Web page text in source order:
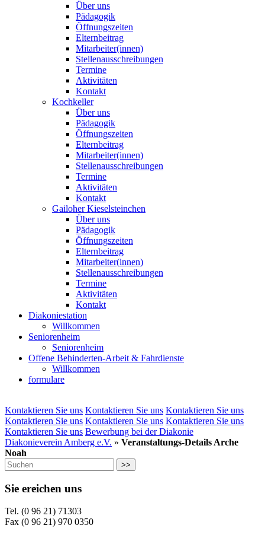
Über uns
Pädagogik
Öffnungszeiten
Elternbeitrag
Mitarbeiter(innen)
Stellenausschreibungen
Termine
Aktivitäten
Kontakt
Kochkeller
Über uns
Pädagogik
Öffnungszeiten
Elternbeitrag
Mitarbeiter(innen)
Stellenausschreibungen
Termine
Aktivitäten
Kontakt
Gailoher Kieselsteinchen
Über uns
Pädagogik
Öffnungszeiten
Elternbeitrag
Mitarbeiter(innen)
Stellenausschreibungen
Termine
Aktivitäten
Kontakt
Diakoniestation
Willkommen
Seniorenheim
Seniorenheim
Offene Behinderten-Arbeit & Fahrdienste
Willkommen
formulare
Kontaktieren Sie uns Kontaktieren Sie uns Kontaktieren Sie uns
Kontaktieren Sie uns Kontaktieren Sie uns Kontaktieren Sie uns
Kontaktieren Sie uns Bewerbung bei der Diakonie
Diakonieverein Amberg e.V. » Veranstaltungs-Details Arche
Noah
>>
Sie ereichen uns
Tel. (0 96 21) 71303
Fax (0 96 21) 970 0350